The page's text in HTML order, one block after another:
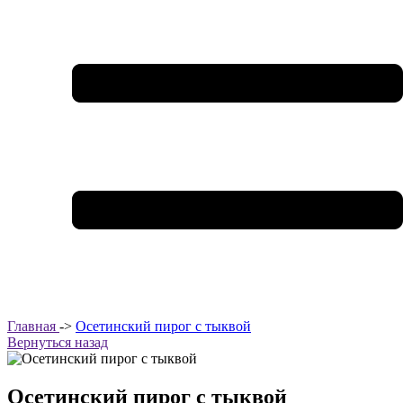
Главная -> Осетинский пирог с тыквой
Вернуться назад
Осетинский пирог с тыквой